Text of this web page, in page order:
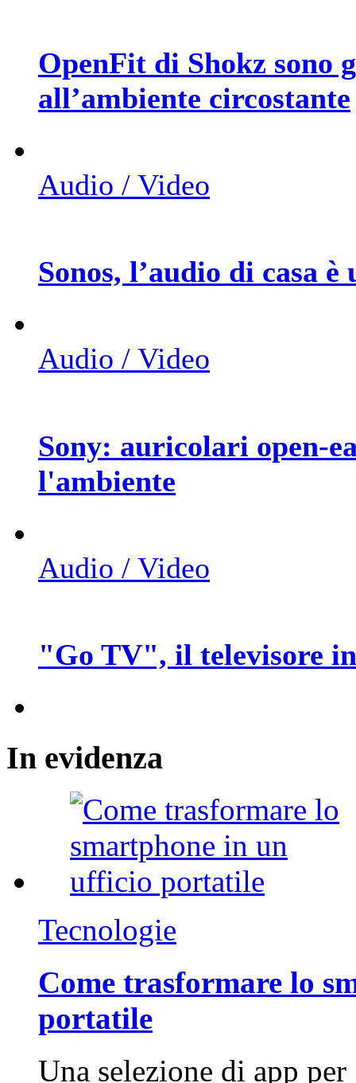
OpenFit di Shokz sono
all’ambiente circostante
Audio / Video
Sonos, l’audio di casa è
Audio / Video
Sony: auricolari open-
l'ambiente
Audio / Video
"Go TV", il televisore
In evidenza
Tecnologie
Come trasformare lo
portatile
Una selezione di app